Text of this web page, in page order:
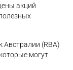
акций
Австралии (RBA)
могут